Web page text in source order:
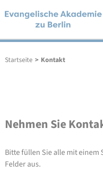
Startseite > Kontakt
Nehmen Sie
Bitte füllen Sie alle mit
Felder aus.